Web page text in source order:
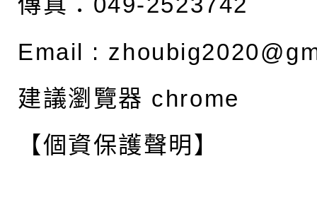
Email :
建議瀏覽器 chrome
【個資保護聲明】